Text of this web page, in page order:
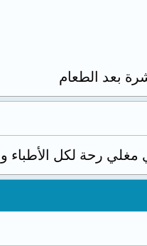
بعد الطعام
رحة لكل الأطباء